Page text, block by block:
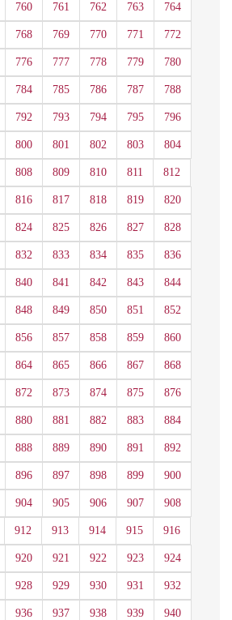
760 761 762 763 764
768 769 770 771 772
776 777 778 779 780
784 785 786 787 788
792 793 794 795 796
800 801 802 803 804
808 809 810 811 812
816 817 818 819 820
824 825 826 827 828
832 833 834 835 836
840 841 842 843 844
848 849 850 851 852
856 857 858 859 860
864 865 866 867 868
872 873 874 875 876
880 881 882 883 884
888 889 890 891 892
896 897 898 899 900
904 905 906 907 908
912 913 914 915 916
920 921 922 923 924
928 929 930 931 932
936 937 938 939 940